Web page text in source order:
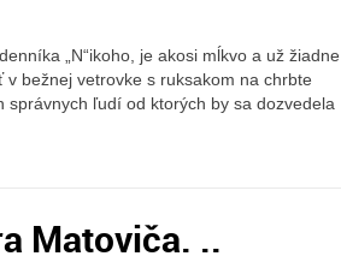
„N“ikoho, je akosi mĺkvo a už žiadne
v bežnej vetrovke s ruksakom na chrbte
ľudí od ktorých by sa dozvedela
Matoviča. ..